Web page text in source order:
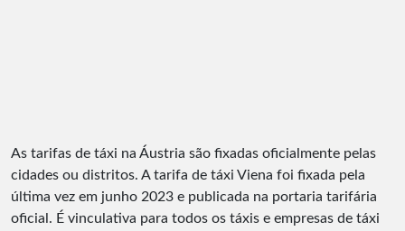
As tarifas de táxi na Áustria são fixadas oficialmente pelas
cidades ou distritos. A tarifa de táxi Viena foi fixada pela
última vez em junho 2023 e publicada na portaria tarifária
oficial. É vinculativa para todos os táxis e empresas de táxi